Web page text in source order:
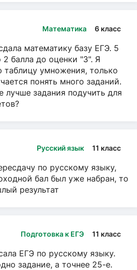
Математика 6 класс
математику базу ЕГЭ. 5
2 балла до оценки "3". Я
таблицу умножения, только
понять много заданий.
лучше задания подучить для
Русский язык 11 класс
по русскому языку,
бал был уже набран, то
результат
Подготовка к ЕГЭ 11 класс
ЕГЭ по русскому языку.
задание, а точнее 25-е.